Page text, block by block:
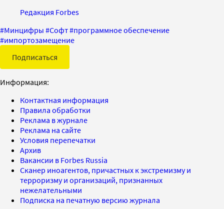
Редакция Forbes
#Минцифры #Софт#программное обеспечение
#импортозамещение
Подписаться
Информация:
Контактная информация
Правила обработки
Реклама в журнале
Реклама на сайте
Условия перепечатки
Архив
Вакансии в Forbes Russia
Сканер иноагентов, причастных к экстремизму и
терроризму и организаций, признанных
нежелательными
Подписка на печатную версию журнала